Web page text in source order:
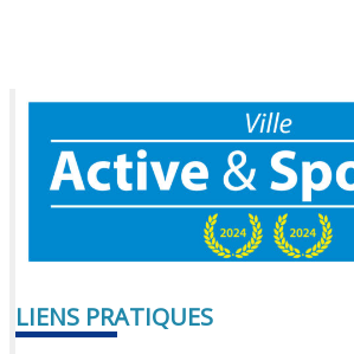
LIENS PRATIQUES